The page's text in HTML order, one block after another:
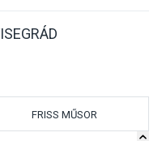
FRISS MŰSOR